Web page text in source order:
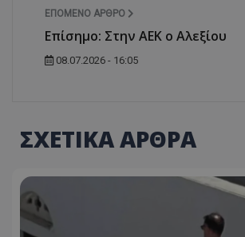
ΕΠΌΜΕΝΟ ΆΡΘΡΟ
Επίσημο: Στην ΑΕΚ ο Αλεξίου
08.07.2026 - 16:05
ΣΧΕΤΙΚΑ ΑΡΘΡΑ